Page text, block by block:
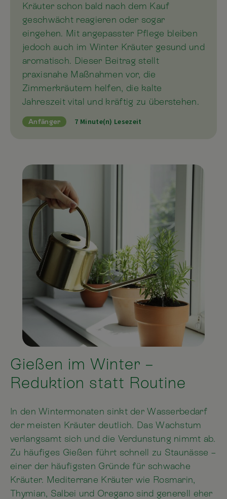
Kräuter schon bald nach dem Kauf
geschwächt reagieren oder sogar
eingehen. Mit angepasster Pflege bleiben
jedoch auch im Winter Kräuter gesund und
aromatisch. Dieser Beitrag stellt
praxisnahe Maßnahmen vor, die
Zimmerkräutern helfen, die kalte
Jahreszeit vital und kräftig zu überstehen.
Anfänger 7 Minute(n) Lesezeit
Gießen im Winter –
Reduktion statt Routine
In den Wintermonaten sinkt der Wasserbedarf
der meisten Kräuter deutlich. Das Wachstum
verlangsamt sich und die Verdunstung nimmt ab.
Zu häufiges Gießen führt schnell zu Staunässe –
einer der häufigsten Gründe für schwache
Kräuter. Mediterrane Kräuter wie Rosmarin,
Thymian, Salbei und Oregano sind generell eher